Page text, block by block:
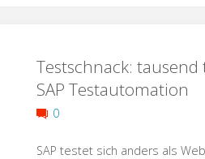
–
so
Testschnack:
SAP Testautomation
0
SAP testet sich anders als